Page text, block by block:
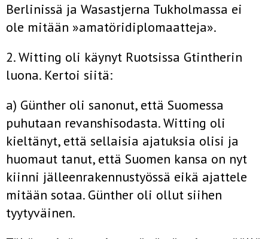
Berlinissä ja Wasastjerna Tukholmassa ei
ole mitään »amatöridiplomaatteja».
2. Witting oli käynyt Ruotsissa Gtintherin
luona. Kertoi siitä:
a) Günther oli sanonut, että Suomessa
puhutaan revanshisodas­ta. Witting oli
kieltänyt, että sellaisia ajatuksia olisi ja
huomaut­ tanut, että Suomen kansa on nyt
kiinni jälleenrakennustyössä eikä ajattele
mitään sotaa. Günther oli ollut siihen
tyytyväinen.